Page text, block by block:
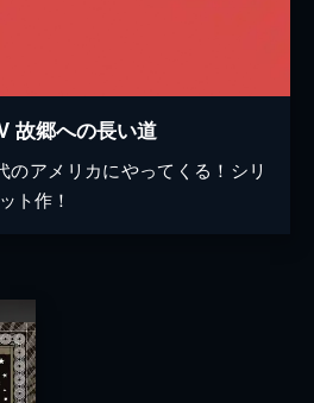
故郷への長い道
のアメリカにやってくる！シリ
ト作！